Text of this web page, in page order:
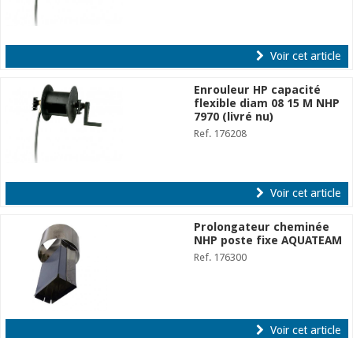
Voir cet article
Enrouleur HP capacité
flexible diam 08 15 M NHP
7970 (livré nu)
Ref. 176208
Voir cet article
Prolongateur cheminée
NHP poste fixe AQUATEAM
Ref. 176300
Voir cet article